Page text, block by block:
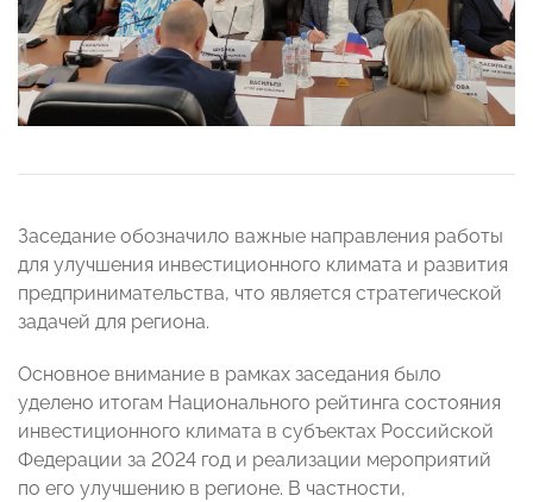
Заседание обозначило важные направления работы
для улучшения инвестиционного климата и развития
предпринимательства, что является стратегической
задачей для региона.
Основное внимание в рамках заседания было
уделено итогам Национального рейтинга состояния
инвестиционного климата в субъектах Российской
Федерации за 2024 год и реализации мероприятий
по его улучшению в регионе. В частности,